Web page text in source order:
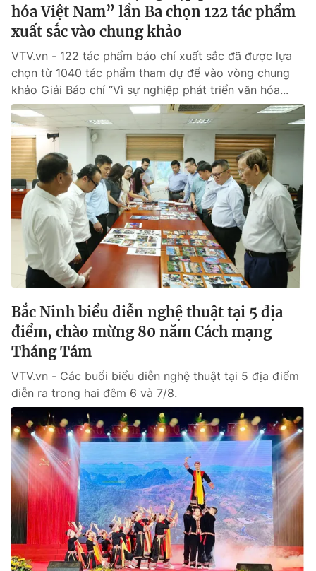
hóa Việt Nam” lần Ba chọn 122 tác phẩm
xuất sắc vào chung khảo
VTV.vn - 122 tác phẩm báo chí xuất sắc đã được lựa
chọn từ 1040 tác phẩm tham dự để vào vòng chung
khảo Giải Báo chí “Vì sự nghiệp phát triển văn hóa...
Bắc Ninh biểu diễn nghệ thuật tại 5 địa
điểm, chào mừng 80 năm Cách mạng
Tháng Tám
VTV.vn - Các buổi biểu diễn nghệ thuật tại 5 địa điểm
diễn ra trong hai đêm 6 và 7/8.